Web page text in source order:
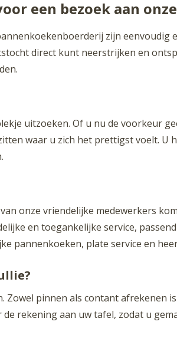
een bezoek aan
zijn eenvoudig
direct kunt neerstrijken en
uitzoeken. Of u nu de voorkeur
waar u zich het prettigst voelt. U
onze vriendelijke medewerkers
en toegankelijke service,
pannenkoeken, plate service en
pinnen als contant afrekenen
rekening aan uw tafel, zodat u